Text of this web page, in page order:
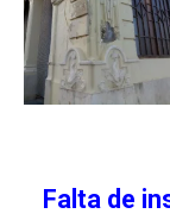
Falta de